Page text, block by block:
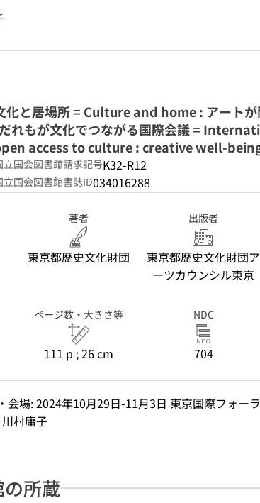
化と居場所 = Culture and home : アートが
れもが文化でつながる国際会議 =
access to culture : creative well-
立国会図書館請求記号K32-R12
立国会図書館書誌ID034016288
著者
東京都歴史文化財団
出版者
東京都歴史文化財団ア
ーツカウンシル東京
ページ数・大きさ等
111 p ; 26 cm
NDC
704
会場: 2024年10月29日-11月3日 東京国際フォー
村庸子
所蔵